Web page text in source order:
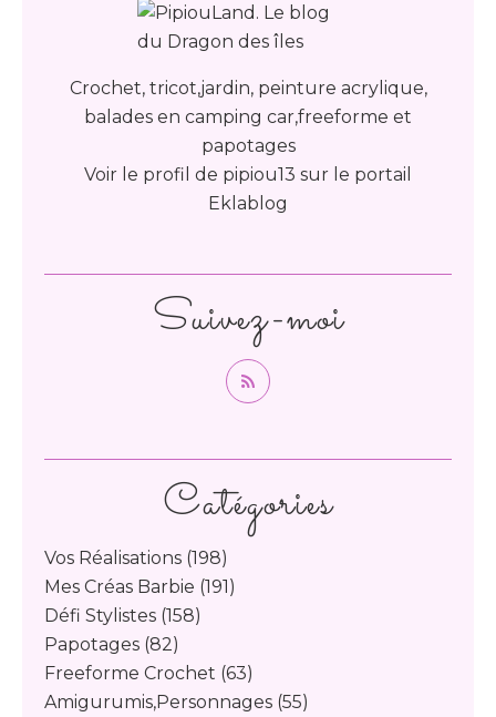
Catégories
Vos Réalisations (198)
Mes Créas Barbie (191)
Défi Stylistes (158)
Papotages (82)
Freeforme Crochet (63)
Amigurumis,personnages (55)
Crochet, tricot,jardin, peinture acrylique,
balades en camping car,freeforme et
papotages
Voir le profil de pipiou13 sur le portail
Eklablog
Suivez-moi